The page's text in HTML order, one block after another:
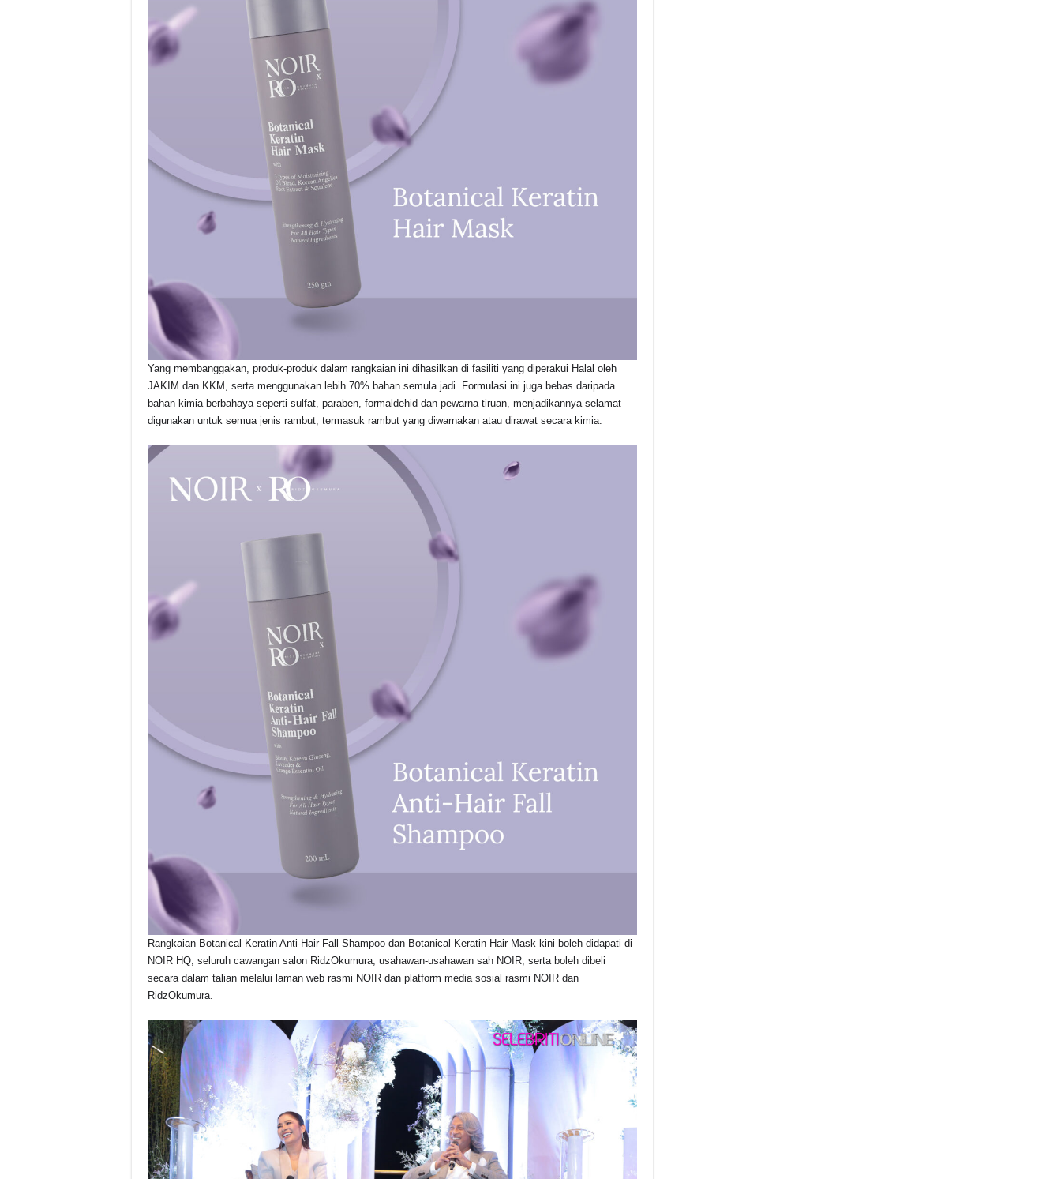
Yang membanggakan, produk-produk dalam rangkaian ini dihasilkan di fasiliti yang diperakui Halal oleh
JAKIM dan KKM, serta menggunakan lebih 70% bahan semula jadi. Formulasi ini juga bebas daripada
bahan kimia berbahaya seperti sulfat, paraben, formaldehid dan pewarna tiruan, menjadikannya selamat
digunakan untuk semua jenis rambut, termasuk rambut yang diwarnakan atau dirawat secara kimia.
Rangkaian Botanical Keratin Anti-Hair Fall Shampoo dan Botanical Keratin Hair Mask kini boleh didapati di
NOIR HQ, seluruh cawangan salon RidzOkumura, usahawan-usahawan sah NOIR, serta boleh dibeli
secara dalam talian melalui laman web rasmi NOIR dan platform media sosial rasmi NOIR dan
RidzOkumura.